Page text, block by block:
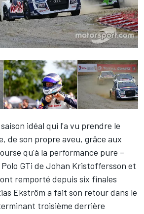
idéal qui l'a vu prendre le
de son propre aveu, grâce aux
qu'à la performance pure –
GTi de Johan Kristoffersson et
remporté depuis six finales
Ekström a fait son retour dans le
troisième derrière